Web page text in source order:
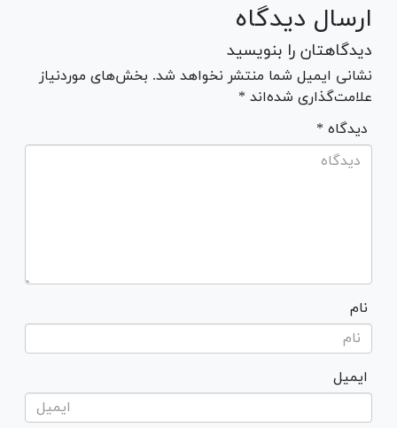
ارسال دیدگاه
دیدگاهتان را بنویسید
نشانی ایمیل شما منتشر نخواهد شد. بخش‌های موردنیاز
علامت‌گذاری شده‌اند *
* دیدگاه
نام
ایمیل